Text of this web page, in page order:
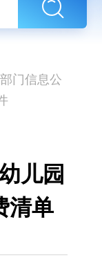
门信息公
儿园
清单